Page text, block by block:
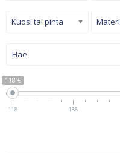
118 €
118 188
Kuosi tai pinta